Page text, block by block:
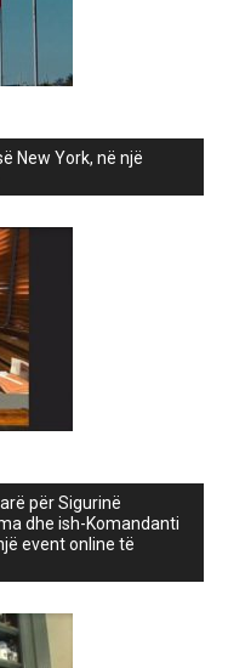
New York, në një
për Sigurinë
dhe ish-Komandanti
event online të